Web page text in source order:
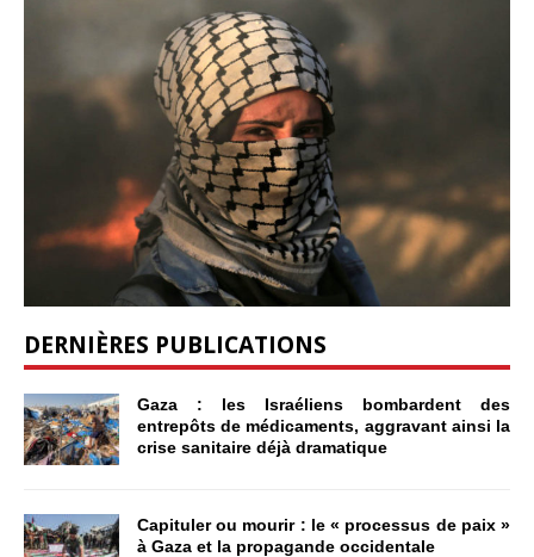
DERNIÈRES PUBLICATIONS
Gaza : les Israéliens bombardent des
entrepôts de médicaments, aggravant ainsi la
crise sanitaire déjà dramatique
Capituler ou mourir : le « processus de paix »
à Gaza et la propagande occidentale